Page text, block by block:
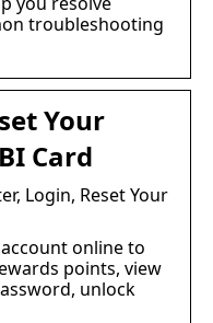
troubleshooting
Your
Card
Login, Reset Your
online to
points, view
unlock